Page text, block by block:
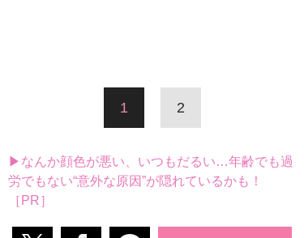
1 2
▶なんか顔色が悪い、いつもだるい…年齢でも過
労でもない“意外な原因”が隠れているかも！
［PR］